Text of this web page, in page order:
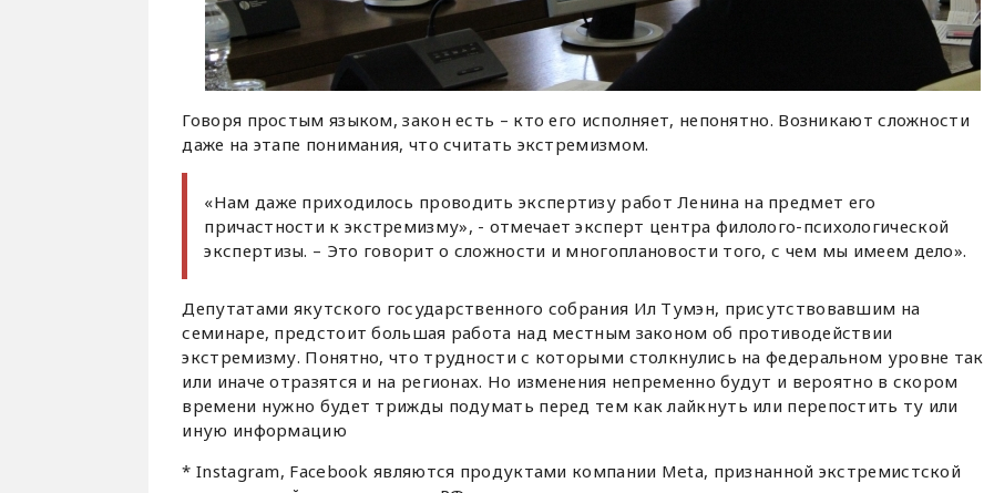
Говоря простым языком, закон есть – кто его исполняет, непонятно. Возникают сложности
даже на этапе понимания, что считать экстремизмом.
«Нам даже приходилось проводить экспертизу работ Ленина на предмет его
причастности к экстремизму», - отмечает эксперт центра филолого-психологической
экспертизы. – Это говорит о сложности и многоплановости того, с чем мы имеем дело».
Депутатами якутского государственного собрания Ил Тумэн, присутствовавшим на
семинаре, предстоит большая работа над местным законом об противодействии
экстремизму. Понятно, что трудности с которыми столкнулись на федеральном уровне так
или иначе отразятся и на регионах. Но изменения непременно будут и вероятно в скором
времени нужно будет трижды подумать перед тем как лайкнуть или перепостить ту или
иную информацию
* Instagram, Facebook являются продуктами компании Meta, признанной экстремистской